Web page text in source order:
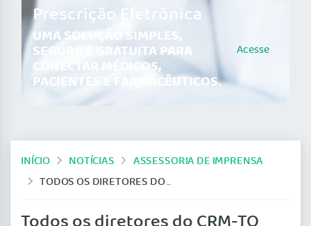
Prescrição Eletrônica
UMA SOLUÇÃO SIMPLES,
SEGURA E GRATUITA PARA
CONECTAR MÉDICOS,
PACIENTES E FARMACÊUTICOS.
Acesse
INÍCIO NOTÍCIAS
ASSESSORIA DE IMPRENSA
TODOS OS DIRETORES DO CRM-TO PARTICIPAM DA PRIMEIRA REUNIÃO ÉTICA